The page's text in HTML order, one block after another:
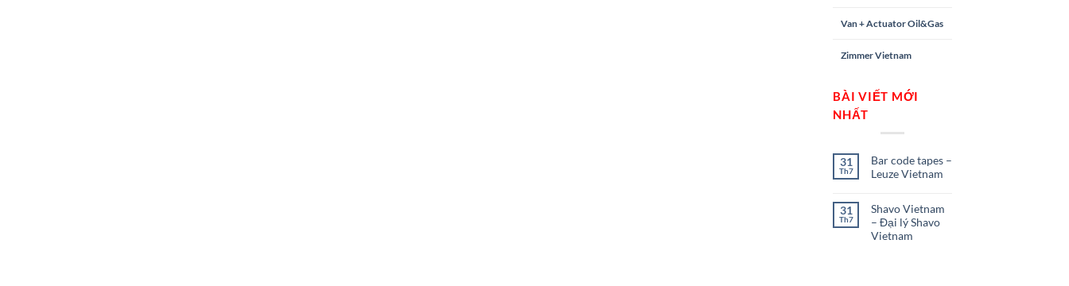
Van + Actuator Oil&Gas
Zimmer Vietnam
BÀI VIẾT MỚI
NHẤT
31
Th7
Bar code tapes –
Leuze Vietnam
31
Th7
Shavo Vietnam
– Đại lý Shavo
Vietnam